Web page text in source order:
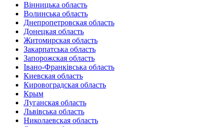
Вінницька область
Волинська область
Днепропетровская область
Донецкая область
Житомирская область
Закарпатська область
Запорожская область
Івано-Франківська область
Киевская область
Кировоградская область
Крым
Луганская область
Львівська область
Николаевская область